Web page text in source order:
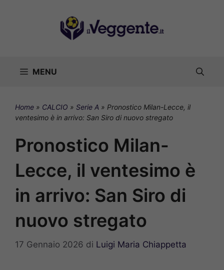
MENU
Home » CALCIO » Serie A » Pronostico Milan-Lecce, il
ventesimo è in arrivo: San Siro di nuovo stregato
Pronostico Milan-
Lecce, il ventesimo è
in arrivo: San Siro di
nuovo stregato
17 Gennaio 2026 di Luigi Maria Chiappetta